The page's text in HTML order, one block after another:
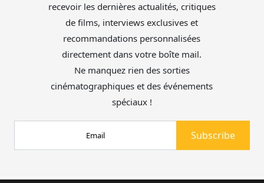
recevoir les dernières actualités, critiques
de films, interviews exclusives et
recommandations personnalisées
directement dans votre boîte mail.
Ne manquez rien des sorties
cinématographiques et des événements
spéciaux !